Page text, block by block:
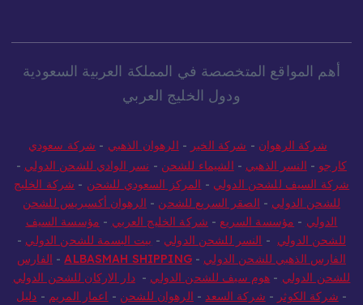
أهم المواقع المتخصصة في المملكة العربية السعودية
ودول الخليج العربي
شركة الرهوان - شركة الخير - الرهوان الذهبي - شركة سعودي
كارجو - النسر الذهبي - الشيماء للشحن - نسر الوادي للشحن الدولي -
شركة السيف للشحن الدولي - المركز السعودي للشحن - شركة الخليج
للشحن الدولي - الصقر السريع للشحن - الرهوان أكسبريس للشحن
الدولي - مؤسسة السريع - شركة الخليج العربي - مؤسسة السيف
للشحن الدولي - النسر للشحن الدولي - بيت البسمة للشحن الدولي -
الفارس الذهبي للشحن الدولي -
ALBASMAH SHIPPING
- الفارس
للشحن الدولي - هوم سيف للشحن الدولي -دار الاركان للشحن الدولي
- شركة الكوثر - شركة السعد - الرهوان للشحن - اعمار المريم - دليل